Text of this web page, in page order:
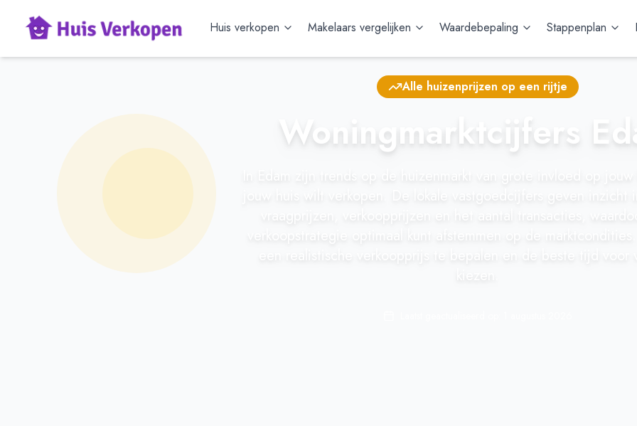
Huis verkopen Makelaars vergelijken Waardebepaling Stappenplan
Alle huizenprijzen op een rijtje
Woningmarktcijfers